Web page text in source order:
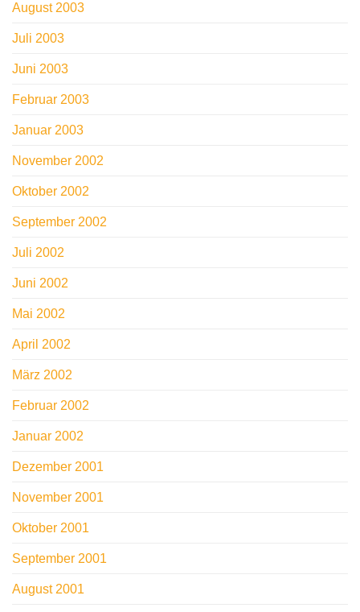
August 2003
Juli 2003
Juni 2003
Februar 2003
Januar 2003
November 2002
Oktober 2002
September 2002
Juli 2002
Juni 2002
Mai 2002
April 2002
März 2002
Februar 2002
Januar 2002
Dezember 2001
November 2001
Oktober 2001
September 2001
August 2001